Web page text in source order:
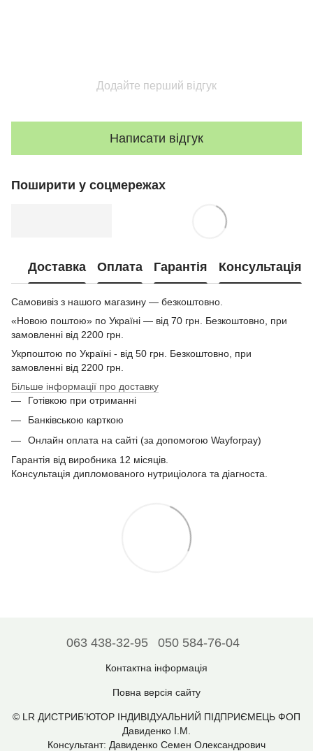
Додайте перший відгук
Написати відгук
Поширити у соцмережах
Доставка Оплата Гарантія Консультація
Самовивіз з нашого магазину — безкоштовно.
«Новою поштою» по Україні — від 70 грн. Безкоштовно, при
замовленні від 2200 грн.
Укрпоштою по Україні - від 50 грн. Безкоштовно, при
замовленні від 2200 грн.
Більше інформації про доставку
Готівкою при отриманні
Банківською карткою
Онлайн оплата на сайті (за допомогою Wayforpay)
Гарантія від виробника 12 місяців.
Консультація дипломованого нутриціолога та діагноста.
063 438-32-95 050 584-76-04
Контактна інформація
Повна версія сайту
© LR ДИСТРИБ’ЮТОР ІНДИВІДУАЛЬНИЙ ПІДПРИЄМЕЦЬ ФОП
Давиденко І.М.
Консультант: Давиденко Семен Олександрович